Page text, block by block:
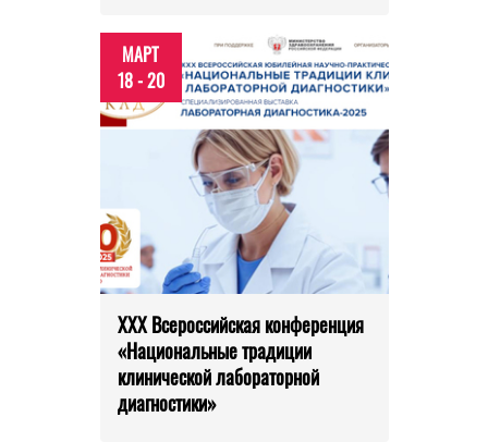
МАРТ
18 - 20
XXX Всероссийская конференция
«Национальные традиции
клинической лабораторной
диагностики»